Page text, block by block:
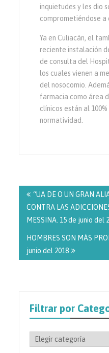
inquietudes y les dio
comprometiéndose a
Ya en Culiacán, el
reciente instalación
de consulta del
los cuales vienen a
del nosocomio.
farmacia como área
clínicos están al
normatividad.
de
entradas
“UA DE O UN GRAN
CONTRA LAS
MESSINA. 15 de junio del
HOMBRES SON MÁS
junio del 2018
Filtrar por
Filtrar